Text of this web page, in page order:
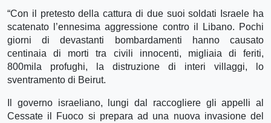
“Con il pretesto della cattura di due suoi soldati Israele ha
scatenato l’ennesima aggressione contro il Libano. Pochi
giorni di devastanti bombardamenti hanno causato
centinaia di morti tra civili innocenti, migliaia di feriti,
800mila profughi, la distruzione di interi villaggi, lo
sventramento di Beirut.
Il governo israeliano, lungi dal raccogliere gli appelli al
Cessate il Fuoco si prepara ad una nuova invasione del